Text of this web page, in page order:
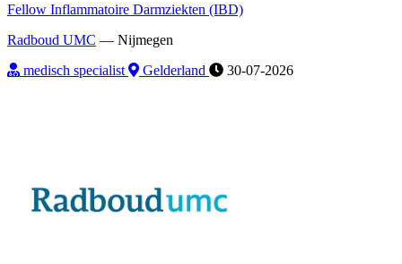
Fellow Inflammatoire Darmziekten (IBD)
Radboud UMC — Nijmegen
medisch specialist
Gelderland 30-07-2026